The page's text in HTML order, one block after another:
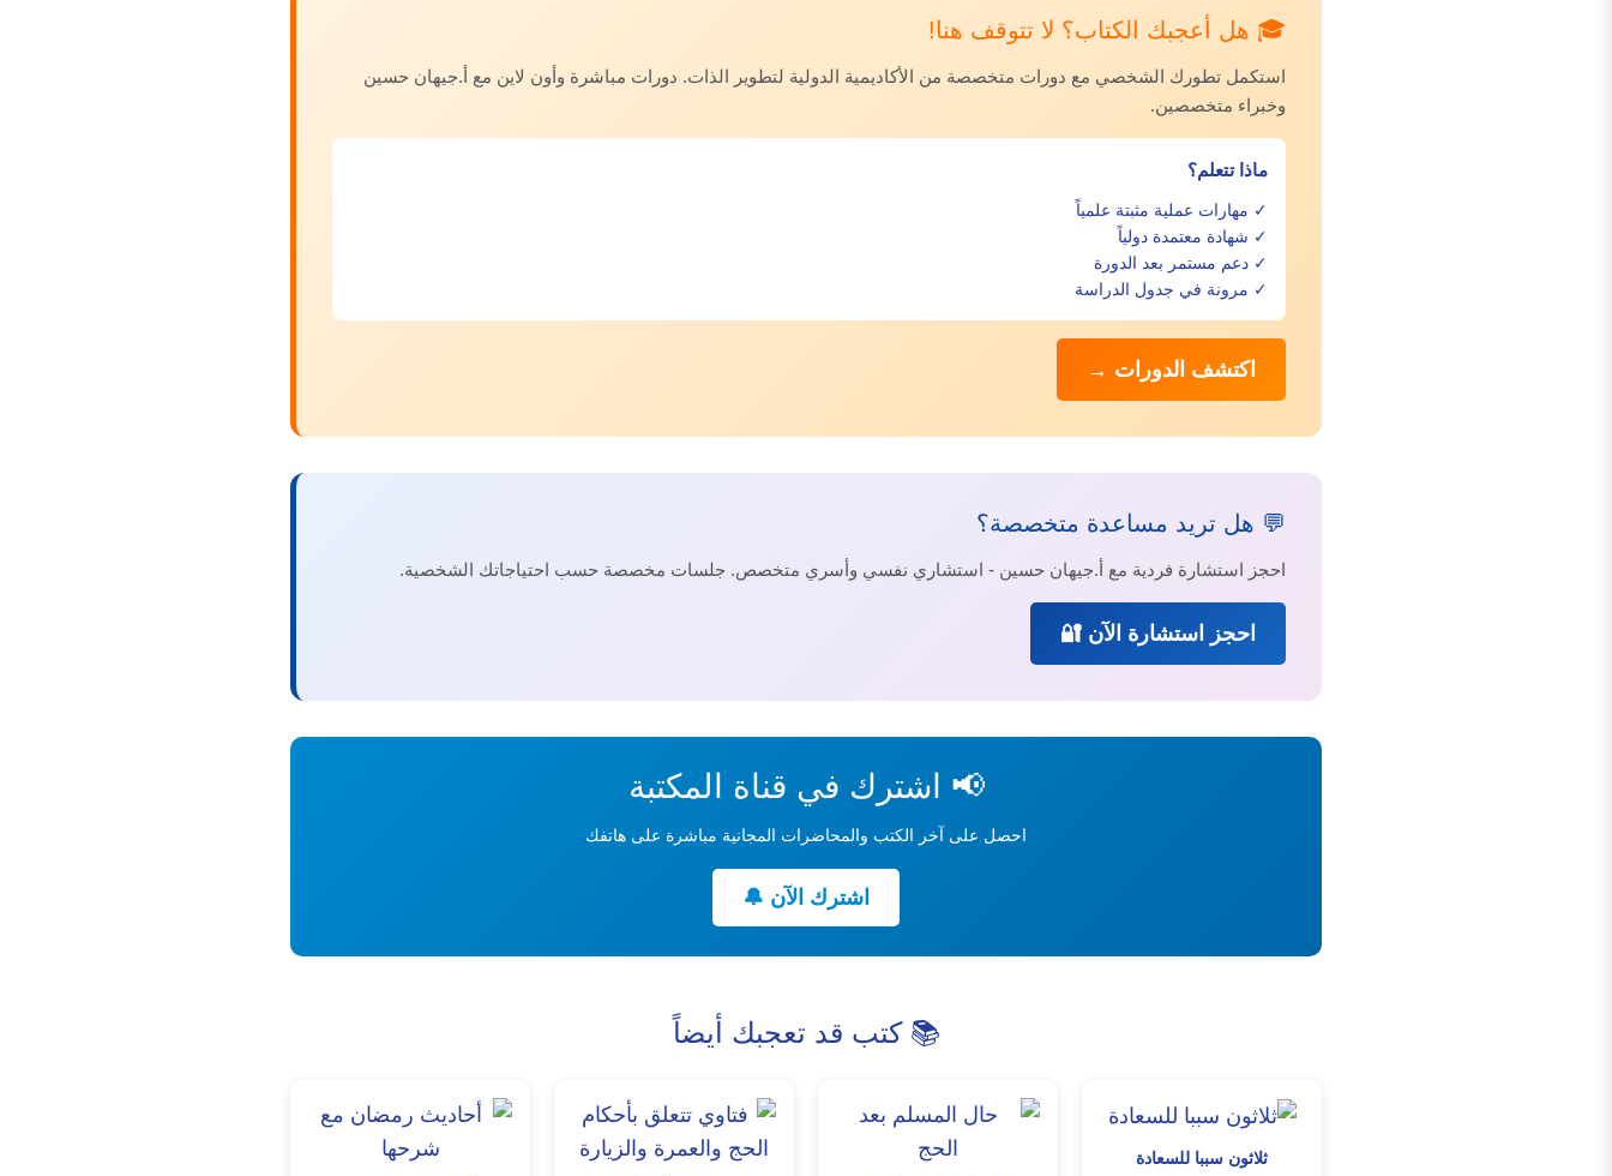
🎓 هل أعجبك الكتاب؟ لا تتوقف هنا!
استكمل تطورك الشخصي مع دورات متخصصة من الأكاديمية الدولية لتطوير الذات. دورات مباشرة وأون لاين مع أ.جيهان حسين
وخبراء متخصصين.
ماذا تتعلم؟
✓ مهارات عملية مثبتة علمياً
✓ شهادة معتمدة دولياً
✓ دعم مستمر بعد الدورة
✓ مرونة في جدول الدراسة
اكتشف الدورات →
💬 هل تريد مساعدة متخصصة؟
احجز استشارة فردية مع أ.جيهان حسين - استشاري نفسي وأسري متخصص. جلسات مخصصة حسب احتياجاتك الشخصية.
احجز استشارة الآن 🔐
📢 اشترك في قناة المكتبة
احصل على آخر الكتب والمحاضرات المجانية مباشرة على هاتفك
اشترك الآن 🔔
📚 كتب قد تعجبك أيضاً
ثلاثون سببا للسعادة